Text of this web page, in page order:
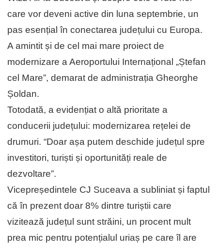
care vor deveni active din luna septembrie, un
pas esențial în conectarea județului cu Europa.
A amintit și de cel mai mare proiect de
modernizare a Aeroportului Internațional „Ștefan
cel Mare”, demarat de administrația Gheorghe
Șoldan.
Totodată, a evidențiat o altă prioritate a
conducerii județului: modernizarea rețelei de
drumuri. “Doar așa putem deschide județul spre
investitori, turiști și oportunități reale de
dezvoltare”.
Vicepreședintele CJ Suceava a subliniat și faptul
că în prezent doar 8% dintre turiștii care
vizitează județul sunt străini, un procent mult
prea mic pentru potențialul uriaș pe care îl are